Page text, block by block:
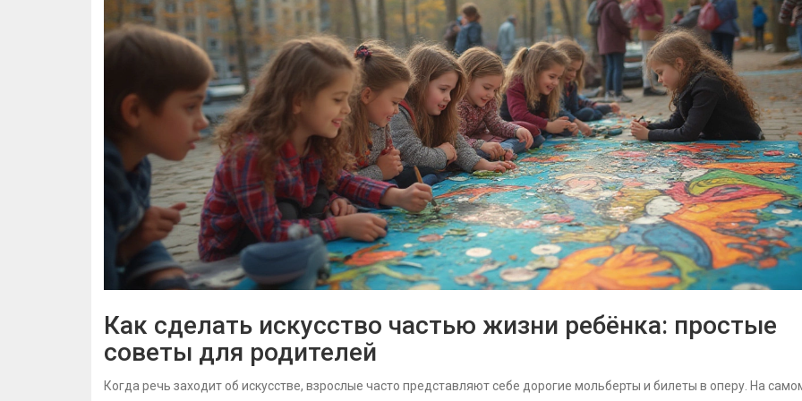
Как сделать искусство частью жизни ребёнка: простые
советы для родителей
Когда речь заходит об искусстве, взрослые часто представляют себе дорогие мольберты и билеты в оперу. На